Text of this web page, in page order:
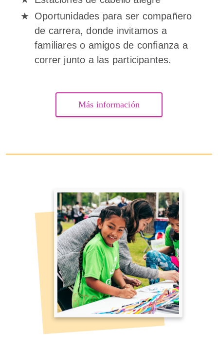
Oportunidades para ser compañero
de carrera, donde invitamos a
familiares o amigos de confianza a
correr junto a las participantes.
Más información